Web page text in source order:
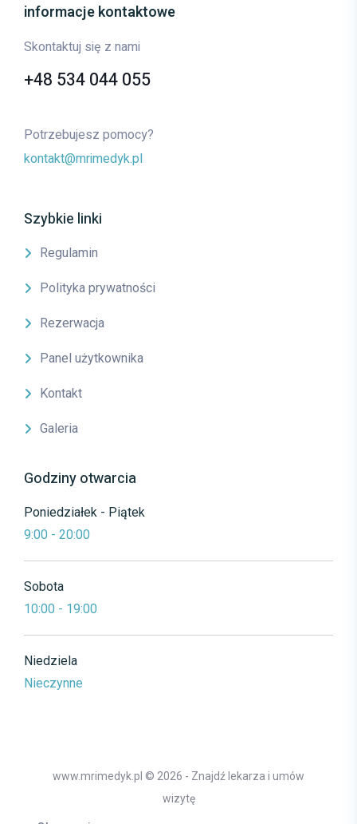
informacje kontaktowe
Skontaktuj się z nami
+48 534 044 055
Potrzebujesz pomocy?
kontakt@mrimedyk.pl
Szybkie linki
Regulamin
Polityka prywatności
Rezerwacja
Panel użytkownika
Kontakt
Galeria
Godziny otwarcia
Poniedziałek - Piątek
9:00 - 20:00
Sobota
10:00 - 19:00
Niedziela
Nieczynne
www.mrimedyk.pl © 2026 - Znajdź lekarza i umów
wizytę